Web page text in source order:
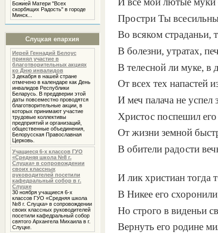
Божией Матери "Всех
скорбящих Радость" в городе
Минск...
Слуцкая епархия
Иерей Геннадий Белоус
принял участие в
благотворительных акциях
ко Дню инвалидов
3 декабря в нашей стране
отмечено в календаре как День
инвалидов Республики
Беларусь. В преддверии этой
даты повсеместно проводятся
благотворительные акции, в
которых принимают участие
трудовые коллективы
предприятий и организаций,
общественные объединения,
Белорусская Православная
Церковь.
Учащиеся 6-х классов ГУО
«Средняя школа №8 г.
Слуцка» в сопровождении
своих классных
руководителей посетили
кафедральный собор в г.
Слуцке
30 ноября учащиеся 6-х
классов ГУО «Средняя школа
№8 г. Слуцка» в сопровождении
своих классных руководителей
посетили кафедральный собор
святого Архангела Михаила в г.
Слуцке.
Простри Ты
Во всяком страданьи,
В болезни, утратах,
В телесной ли муке, в
От всех тех напастей
И меч палача не успел
Христос поспешил
От жизни земной
В обители радости
И лик христиан тогда
В Никее его
Но строго в виденьи
Вернуть его родине